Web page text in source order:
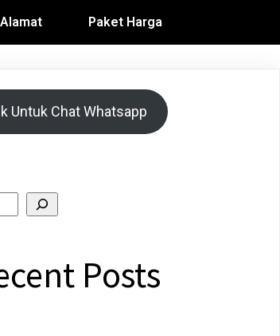
Alamat Paket Harga
Untuk Chat Whatsapp
Posts